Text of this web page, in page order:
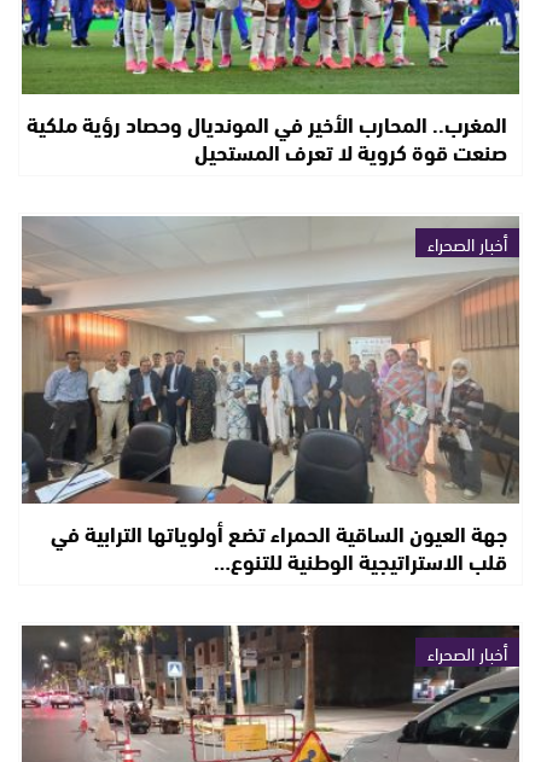
المغرب.. المحارب الأخير في المونديال وحصاد رؤية ملكية
صنعت قوة كروية لا تعرف المستحيل
أخبار الصحراء
جهة العيون الساقية الحمراء تضع أولوياتها الترابية في
قلب الاستراتيجية الوطنية للتنوع…
أخبار الصحراء